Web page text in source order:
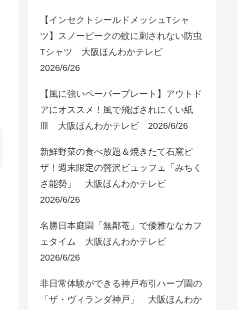
【インセクトシールドメッシュTシャ
ツ】スノーピークの蚊に刺されない防虫
Tシャツ 大阪ほんわかテレビ
2026/6/26
【風に強いペーパープレート】アウトド
アにオススメ！風で飛ばされにくい紙
皿 大阪ほんわかテレビ 2026/6/26
新鮮野菜の食べ放題＆焼きたて石窯ピ
ザ！週末限定の贅沢ビュッフェ「みちく
さ能勢」 大阪ほんわかテレビ
2026/6/26
名勝日本庭園「無鄰菴」で優雅ななカフ
ェタイム 大阪ほんわかテレビ
2026/6/26
非日常体験ができる神戸布引ハーブ園の
「ザ・ヴィランダ神戸」 大阪ほんわか